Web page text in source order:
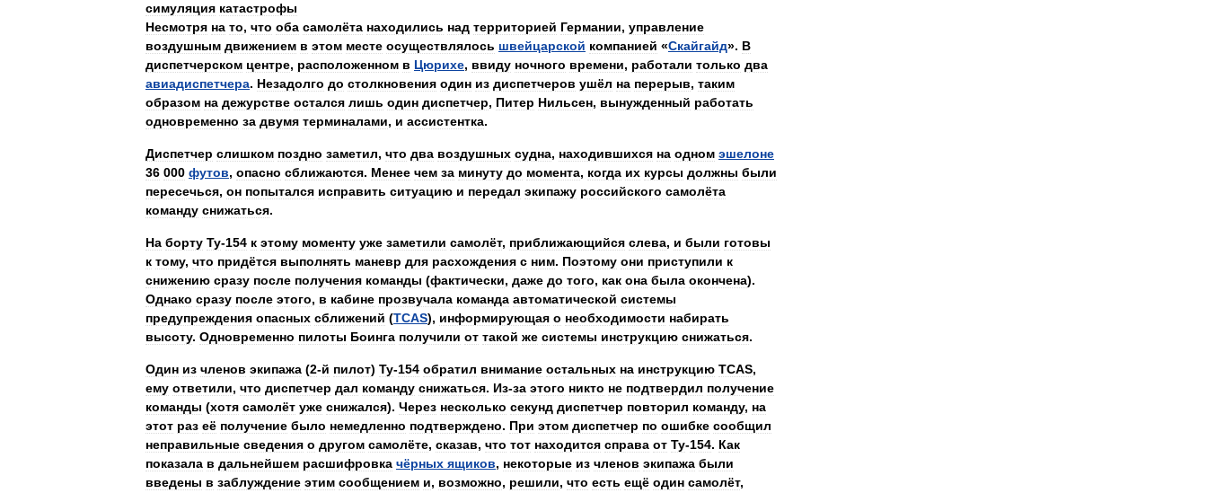
симуляция катастрофы
Несмотря на то, что оба самолёта находились над территорией Германии, управление
воздушным движением в этом месте осуществлялось швейцарской компанией «Скайгайд». В
диспетчерском центре, расположенном в Цюрихе, ввиду ночного времени, работали только два
авиадиспетчера. Незадолго до столкновения один из диспетчеров ушёл на перерыв, таким
образом на дежурстве остался лишь один диспетчер, Питер Нильсен, вынужденный работать
одновременно за двумя терминалами, и ассистентка.
Диспетчер слишком поздно заметил, что два воздушных судна, находившихся на одном эшелоне
36 000 футов, опасно сближаются. Менее чем за минуту до момента, когда их курсы должны были
пересечься, он попытался исправить ситуацию и передал экипажу российского самолёта
команду снижаться.
На борту Ту-154 к этому моменту уже заметили самолёт, приближающийся слева, и были готовы
к тому, что придётся выполнять маневр для расхождения с ним. Поэтому они приступили к
снижению сразу после получения команды (фактически, даже до того, как она была окончена).
Однако сразу после этого, в кабине прозвучала команда автоматической системы
предупреждения опасных сближений (TCAS), информирующая о необходимости набирать
высоту. Одновременно пилоты Боинга получили от такой же системы инструкцию снижаться.
Один из членов экипажа (2-й пилот) Ту-154 обратил внимание остальных на инструкцию TCAS,
ему ответили, что диспетчер дал команду снижаться. Из-за этого никто не подтвердил получение
команды (хотя самолёт уже снижался). Через несколько секунд диспетчер повторил команду, на
этот раз её получение было немедленно подтверждено. При этом диспетчер по ошибке сообщил
неправильные сведения о другом самолёте, сказав, что тот находится справа от Ту-154. Как
показала в дальнейшем расшифровка чёрных ящиков, некоторые из членов экипажа были
введены в заблуждение этим сообщением и, возможно, решили, что есть ещё один самолёт,